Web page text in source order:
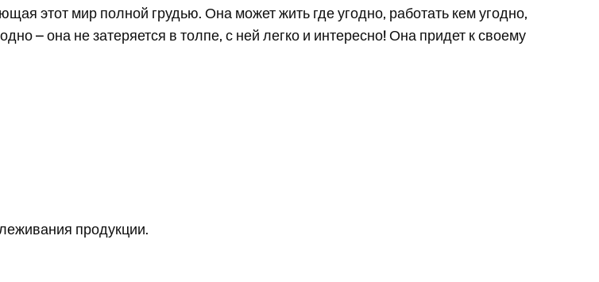
этот мир полной грудью. Она может жить где угодно, работать кем угодно,
– она не затеряется в толпе, с ней легко и интересно! Она придет к своему
продукции.